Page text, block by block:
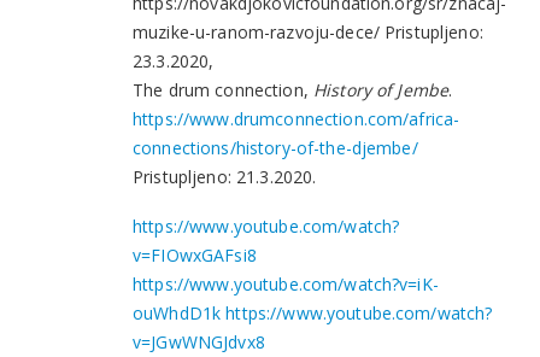
muzike-u-ranom-razvoju-dece/ Pristupljeno:
23.3.2020,
The drum connection, History of Jembe.
https://www.drumconnection.com/africa-
connections/history-of-the-djembe/
Pristupljeno: 21.3.2020.
https://www.youtube.com/watch?
v=FIOwxGAFsi8
https://www.youtube.com/watch?v=iK-
ouWhdD1k https://www.youtube.com/watch?
v=JGwWNGJdvx8